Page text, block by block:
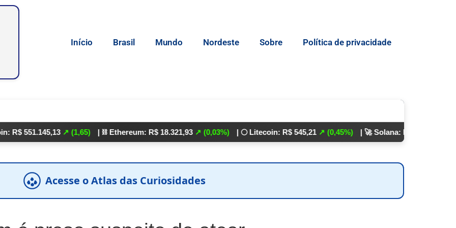
Início Brasil Mundo Nordeste Sobre Política de privacidade
↗ (1,65) | ⛓️ Ethereum: R$ 18.321,93↗ (0,03%) | 🌕 Litecoin: R$ 545,21↗ (0,45%) | 🚀 Solana: R$ 862,24
Acesse o Atlas das Curiosidades